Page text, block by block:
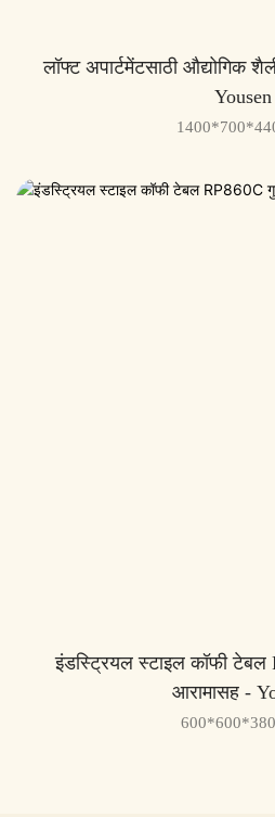
लॉफ्ट अपार्टमेंटसाठी औद्योगिक
Yousen
इंडस्ट्रियल स्टाइल कॉफी टेबल
आरामासह -